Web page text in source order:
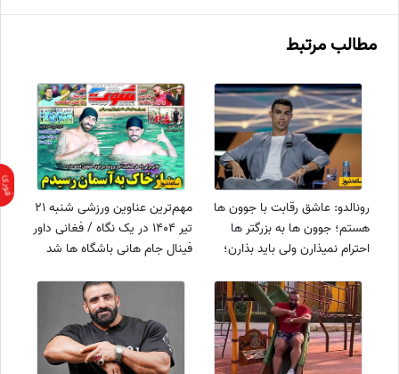
مطالب مرتبط
رونالدو: عاشق رقابت با جوون ها
هستم؛ جوون ها به بزرگتر ها
احترام نمیذارن ولی باید بذارن؛
بشم؛ اونا از نظر سرعت و قدرت
بدنی به من نمی رسن
مهم‌ترین عناوین ورزشی شنبه 21
تیر 1404 در یک نگاه / فغانی داور
فینال جام هانی باشگاه ها شد